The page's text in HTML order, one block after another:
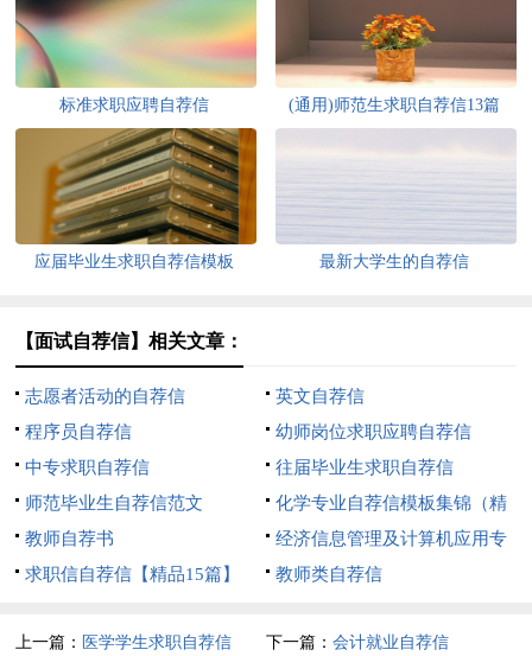
标准求职应聘自荐信 (通用)师范生求职自荐信13篇
应届毕业生求职自荐信模板 最新大学生的自荐信
【面试自荐信】相关文章：
志愿者活动的自荐信
英文自荐信
程序员自荐信
幼师岗位求职应聘自荐信
中专求职自荐信
往届毕业生求职自荐信
师范毕业生自荐信范文
化学专业自荐信模板集锦（精
华）
教师自荐书
经济信息管理及计算机应用专
业的自荐信
求职信自荐信【精品15篇】 教师类自荐信
上一篇： 医学学生求职自荐信 下一篇： 会计就业自荐信